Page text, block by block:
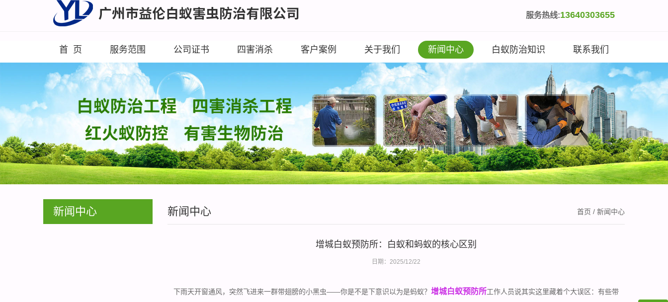
服务热线:13640303655
首 页 服务范围 公司证书 四害消杀 客户案例 关于我们 新闻中心 白蚁防治知识 联系我们
新闻中心 新闻中心 首页 / 新闻中心
增城白蚁预防所：白蚁和蚂蚁的核心区别
日期：2025/12/22
下雨天开窗通风，突然飞进来一群带翅膀的小黑虫——你是不是下意识以为是蚂蚁？ 增城白蚁预防所工作人员说其实这里藏着个大误区：有些带